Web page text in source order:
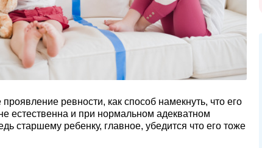
ревности, как способ намекнуть, что его
естественна и при нормальном адекватном
старшему ребенку, главное, убедится что его тоже